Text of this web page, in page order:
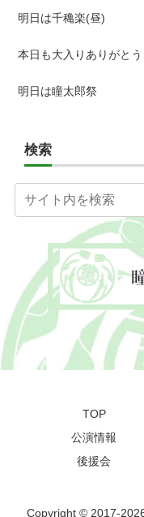
明日は千穐楽(昼)
本日も大入りありがとう
明日は瞳太郎祭
検索
TOP
公演情報
後援会
Copyright © 2017-